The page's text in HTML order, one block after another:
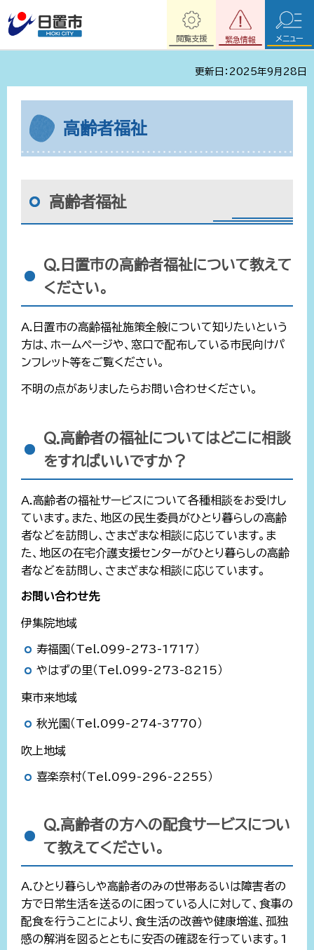
緊急情報
閲覧支援 メニュー
更新日：2025年9月28日
高齢者福祉
高齢者福祉
Q.日置市の高齢者福祉について教えて
ください。
A.日置市の高齢福祉施策全般について知りたいという
方は、ホームページや、窓口で配布している市民向けパ
ンフレット等をご覧ください。
不明の点がありましたらお問い合わせください。
Q.高齢者の福祉についてはどこに相談
をすればいいですか？
A.高齢者の福祉サービスについて各種相談をお受けし
ています。また、地区の民生委員がひとり暮らしの高齢
者などを訪問し、さまざまな相談に応じています。ま
た、地区の在宅介護支援センターがひとり暮らしの高齢
者などを訪問し、さまざまな相談に応じています。
お問い合わせ先
伊集院地域
寿福園（Tel.099-273-1717）
やはずの里（Tel.099-273-8215）
東市来地域
秋光園（Tel.099-274-3770）
吹上地域
喜楽奈村（Tel.099-296-2255）
Q.高齢者の方への配食サービスについ
て教えてください。
A.ひとり暮らしや高齢者のみの世帯あるいは障害者の
方で日常生活を送るのに困っている人に対して、食事の
配食を行うことにより、食生活の改善や健康増進、孤独
感の解消を図るとともに安否の確認を行っています。1